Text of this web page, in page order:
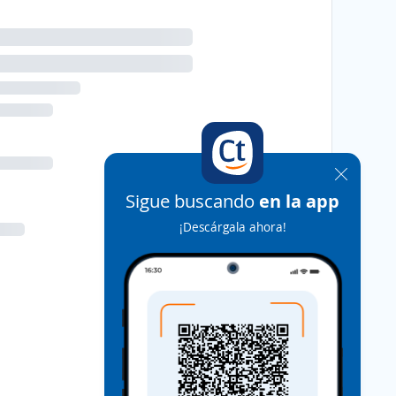
Sigue buscando en la app
¡Descárgala ahora!